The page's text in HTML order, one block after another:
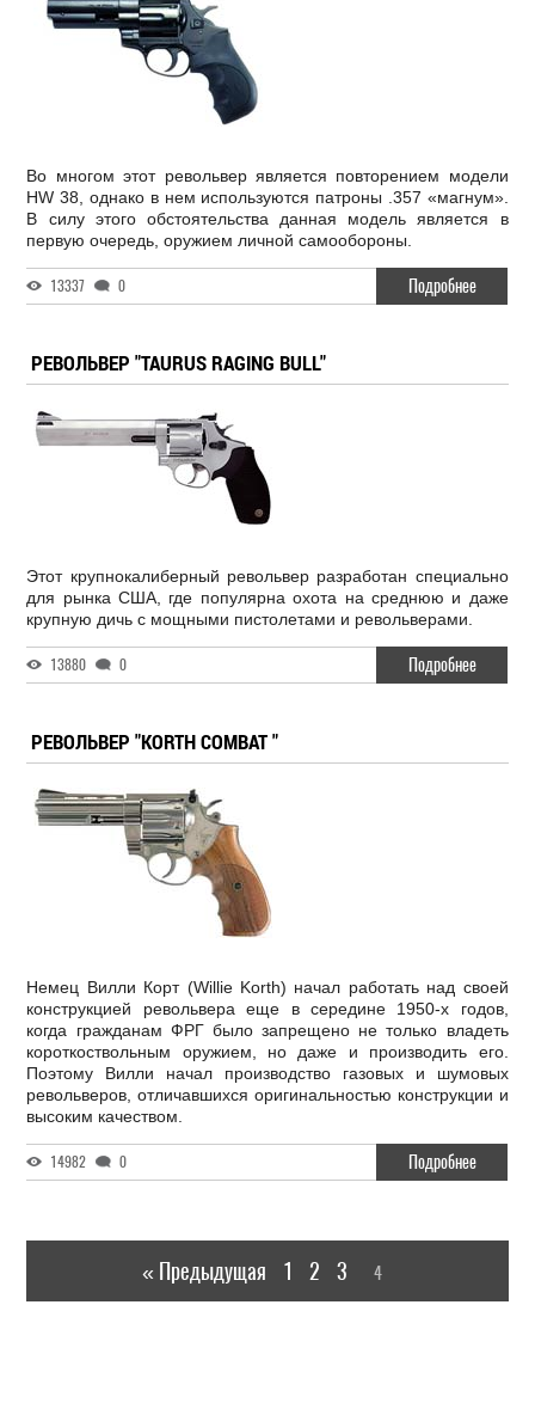
Во многом этот револьвер является повторением модели
HW 38, однако в нем используются патроны .357 «магнум».
В силу этого обстоятельства данная модель является в
первую очередь, оружием личной самообороны.
13337 0 Подробнее
РЕВОЛЬВЕР "TAURUS RAGING BULL"
Этот крупнокалиберный револьвер разработан специально
для рынка США, где популярна охота на среднюю и даже
крупную дичь с мощными пистолетами и револьверами.
13880 0 Подробнее
РЕВОЛЬВЕР "KORTH COMBAT "
Немец Вилли Корт (Willie Korth) начал работать над своей
конструкцией револьвера еще в середине 1950-х годов,
когда гражданам ФРГ было запрещено не только владеть
короткоствольным оружием, но даже и производить его.
Поэтому Вилли начал производство газовых и шумовых
револьверов, отличавшихся оригинальностью конструкции и
высоким качеством.
14982 0 Подробнее
« Предыдущая 1 2 3 4